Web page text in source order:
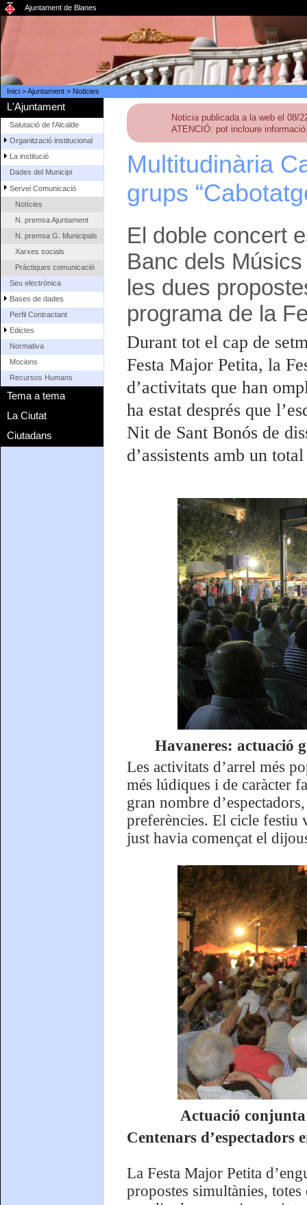
Ajuntament de Blanes
Inici>Ajuntament> Noticies
L'Ajuntament
Salutació de l'Alcalde
Organització institucional
La institució
Dades del Municipi
Servei Comunicació
Notícies
N. premsa Ajuntament
N. premsa G. Municipals
Xarxes socials
Pràctiques comunicació
Seu electrònica
Bases de dades
Perfil Contractant
Edictes
Normativa
Mocions
Recursos Humans
Tema a tema
La Ciutat
Ciutadans
Noticia publicada a la web el 08/
ATENCIÓ: pot incloure
Multitudinària
grups
El doble concert
Banc dels
les dues
programa de la
Durant tot el cap de
Festa Major Petita, la
d’activitats que han
ha estat després que
Nit de Sant Bonós de
d’assistents amb un
Havaneres: actuació
Les activitats d’arrel més
més lúdiques i de caràcter
gran nombre
preferències. El cicle festiu
just havia començat el
Actuació
Centenars d’espectadors
La Festa Major Petita
propostes simultànies, totes